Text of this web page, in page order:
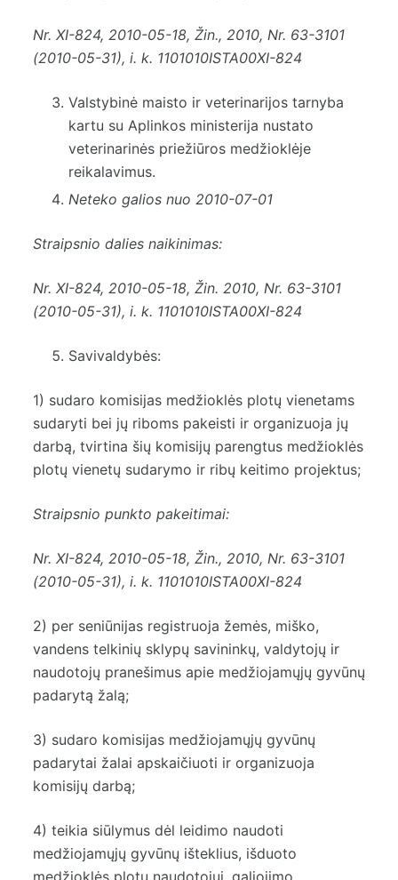
Nr. XI-824, 2010-05-18, Žin., 2010, Nr. 63-3101
(2010-05-31), i. k. 1101010ISTA00XI-824
Valstybinė maisto ir veterinarijos tarnyba
kartu su Aplinkos ministerija nustato
veterinarinės priežiūros medžioklėje
reikalavimus.
Neteko galios nuo 2010-07-01
Straipsnio dalies naikinimas:
Nr. XI-824, 2010-05-18, Žin. 2010, Nr. 63-3101
(2010-05-31), i. k. 1101010ISTA00XI-824
Savivaldybės:
1) sudaro komisijas medžioklės plotų vienetams
sudaryti bei jų riboms pakeisti ir organizuoja jų
darbą, tvirtina šių komisijų parengtus medžioklės
plotų vienetų sudarymo ir ribų keitimo projektus;
Straipsnio punkto pakeitimai:
Nr. XI-824, 2010-05-18, Žin., 2010, Nr. 63-3101
(2010-05-31), i. k. 1101010ISTA00XI-824
2) per seniūnijas registruoja žemės, miško,
vandens telkinių sklypų savininkų, valdytojų ir
naudotojų pranešimus apie medžiojamųjų gyvūnų
padarytą žalą;
3) sudaro komisijas medžiojamųjų gyvūnų
padarytai žalai apskaičiuoti ir organizuoja
komisijų darbą;
4) teikia siūlymus dėl leidimo naudoti
medžiojamųjų gyvūnų išteklius, išduoto
medžioklės plotų naudotojui, galiojimo